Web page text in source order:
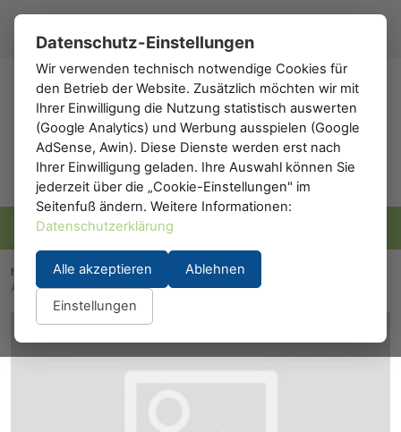
h0 .de
h0.eu Modelleisenbahn / Waggons / Personenwaggons
A.C.M.E. 50746: Personenwagen Typ X mista 1./2. Klasse FS rosso fegato
Datenschutz-Einstellungen
Wir verwenden technisch notwendige Cookies für
den Betrieb der Website. Zusätzlich möchten wir mit
Ihrer Einwilligung die Nutzung statistisch auswerten
(Google Analytics) und Werbung ausspielen (Google
AdSense, Awin). Diese Dienste werden erst nach
Ihrer Einwilligung geladen. Ihre Auswahl können Sie
jederzeit über die „Cookie-Einstellungen" im
Seitenfuß ändern. Weitere Informationen:
Datenschutzerklärung
Alle akzeptieren Ablehnen
Einstellungen